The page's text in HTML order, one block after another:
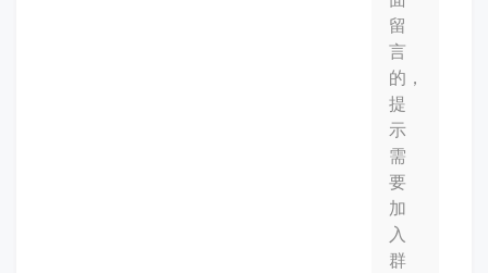
留
言
的，
提
示
需
要
加
入
群